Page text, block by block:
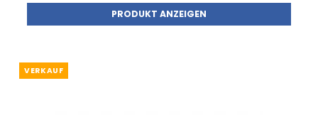
PRODUKT ANZEIGEN
VERKAUF